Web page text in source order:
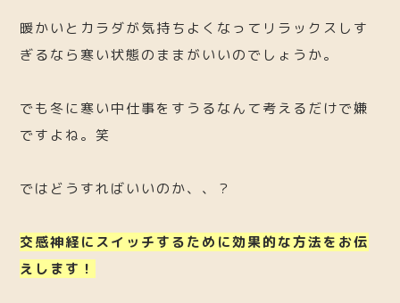
暖かいとカラダが気持ちよくなってリラックスしす
ぎるなら寒い状態のままがいいのでしょうか。
でも冬に寒い中仕事をすうるなんて考えるだけで嫌
ですよね。笑
ではどうすればいいのか、、？
交感神経にスイッチするために効果的な方法をお伝
えします！